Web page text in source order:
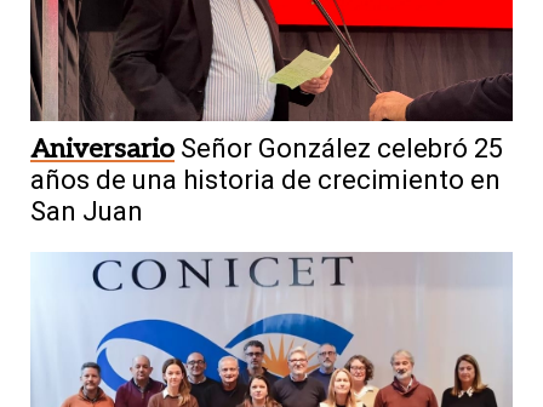
Aniversario Señor González celebró 25
años de una historia de crecimiento en
San Juan